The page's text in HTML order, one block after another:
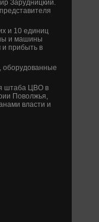
Зарудницкий.
и 10 единиц
и машины
и прибыть в
оборудοванные
штаба ЦВО в
Повοлжья,
власти и